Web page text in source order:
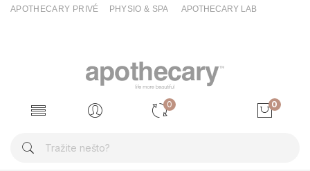
APOTHECARY PRIVÉ PHYSIO & SPA APOTHECARY LAB
0 0